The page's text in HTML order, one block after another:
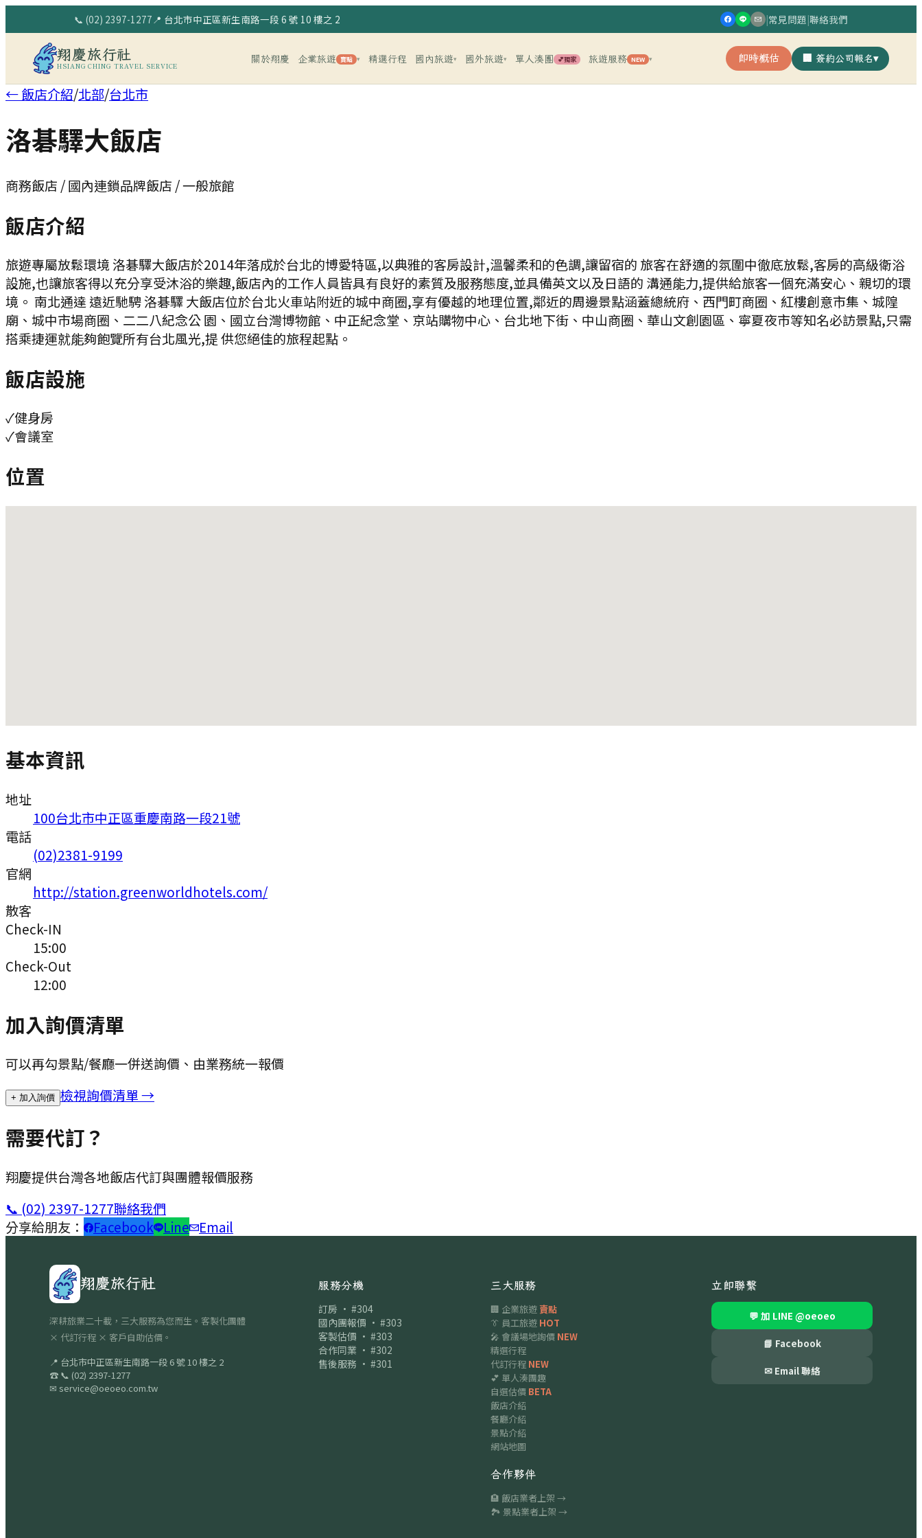
📞 (02) 2397-1277📍 台北市中正區新生南路一段 6 號 10 樓之 2 |常見問題|聯絡我們
翔慶旅行社
HSIANG CHING TRAVEL SERVICE
關於翔慶 企業旅遊 賣點 ▾ 精選行程 國內旅遊▾ 國外旅遊▾ 單人湊團 💕獨家 旅遊服務 NEW ▾ 即時概估 🏢 簽約公司報名▾
← 飯店介紹/北部/台北市
洛碁驛大飯店
商務飯店 / 國內連鎖品牌飯店 / 一般旅館
飯店介紹
旅遊專屬放鬆環境 洛碁驛大飯店於2014年落成於台北的博愛特區,以典雅的客房設計,溫馨柔和的色調,讓留宿的 旅客在舒適的氛圍中徹底放鬆,客房的高級衛浴
設施,也讓旅客得以充分享受沐浴的樂趣,飯店內的工作人員皆具有良好的素質及服務態度,並具備英文以及日語的 溝通能力,提供給旅客一個充滿安心、親切的環
境。 南北通達 遠近馳騁 洛碁驛 大飯店位於台北火車站附近的城中商圈,享有優越的地理位置,鄰近的周邊景點涵蓋總統府、西門町商圈、紅樓創意市集、城隍
廟、城中市場商圈、二二八紀念公 園、國立台灣博物館、中正紀念堂、京站購物中心、台北地下街、中山商圈、華山文創園區、寧夏夜市等知名必訪景點,只需
搭乘捷運就能夠飽覽所有台北風光,提 供您絕佳的旅程起點。
飯店設施
✓健身房
✓會議室
位置
基本資訊
地址
100台北市中正區重慶南路一段21號
電話
(02)2381-9199
官網
http://station.greenworldhotels.com/
散客
Check-IN
15:00
Check-Out
12:00
加入詢價清單
可以再勾景點/餐廳一併送詢價、由業務統一報價
+ 加入詢價 檢視詢價清單 →
需要代訂？
翔慶提供台灣各地飯店代訂與團體報價服務
📞 (02) 2397-1277聯絡我們
分享給朋友：
Facebook Line Email
翔慶旅行社
深耕旅業二十載，三大服務為您而生。客製化團體
× 代訂行程 × 客戶自助估價。
📍 台北市中正區新生南路一段 6 號 10 樓之 2
☎ 📞 (02) 2397-1277
✉ service@oeoeo.com.tw
服務分機
訂房 · #304
國內團報價 · #303
客製估價 · #303
合作同業 · #302
售後服務 · #301
三大服務
🏢 企業旅遊賣點
👔 員工旅遊 HOT
🎤 會議場地詢價 NEW
精選行程
代訂行程 NEW
💕 單人湊團趣
自選估價 BETA
飯店介紹
餐廳介紹
景點介紹
網站地圖
合作夥伴
🏨 飯店業者上架 →
🏞 景點業者上架 →
立即聯繫
💬 加 LINE @oeoeo
📘 Facebook
✉ Email 聯絡